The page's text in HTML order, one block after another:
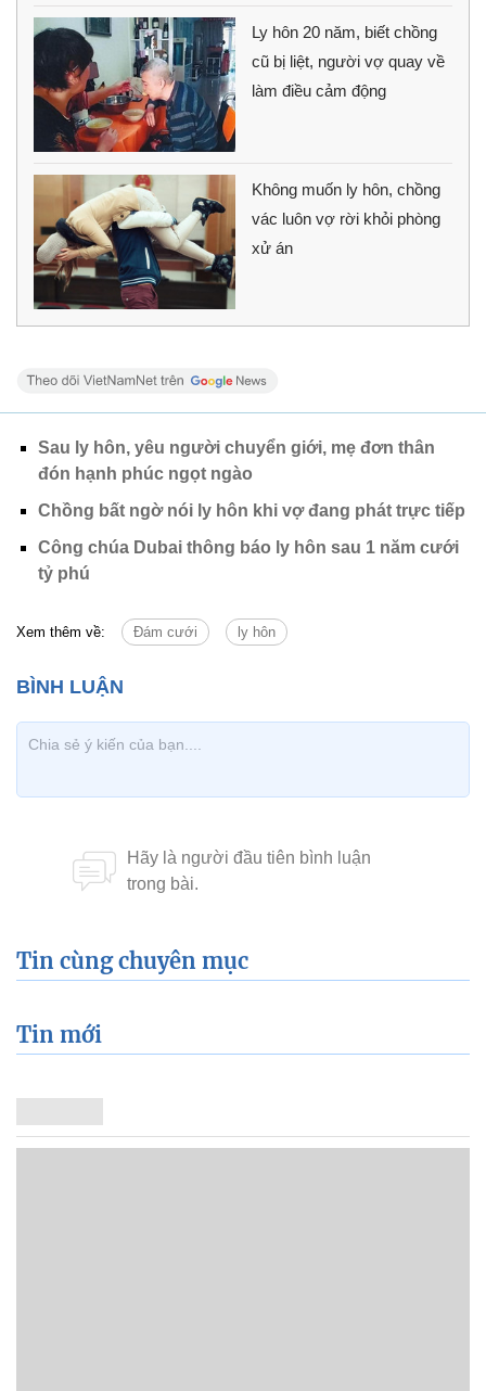
Ly hôn 20 năm, biết chồng
cũ bị liệt, người vợ quay về
làm điều cảm động
Không muốn ly hôn, chồng
vác luôn vợ rời khỏi phòng
xử án
Sau ly hôn, yêu người chuyển giới, mẹ đơn thân
đón hạnh phúc ngọt ngào
Chồng bất ngờ nói ly hôn khi vợ đang phát trực tiếp
Công chúa Dubai thông báo ly hôn sau 1 năm cưới
tỷ phú
Xem thêm về: Đám cưới ly hôn
Tin cùng chuyên mục
Tin mới